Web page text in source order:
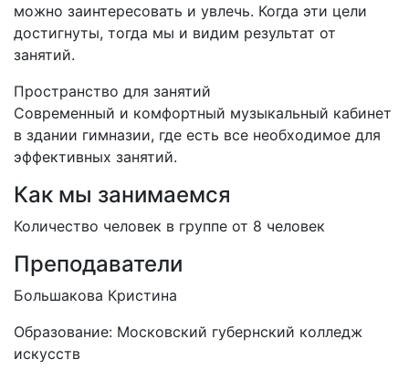
можно заинтересовать и увлечь. Когда эти цели
достигнуты, тогда мы и видим результат от
занятий.
Пространство для занятий
Современный и комфортный музыкальный кабинет
в здании гимназии, где есть все необходимое для
эффективных занятий.
Как мы занимаемся
Количество человек в группе от 8 человек
Преподаватели
Большакова Кристина
Образование: Московский губернский колледж
искусств